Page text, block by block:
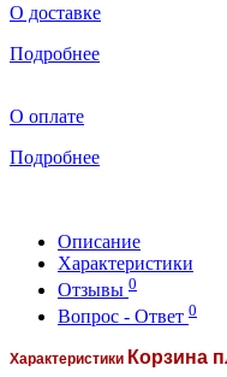
О доставке
Подробнее
О оплате
Подробнее
Описание
Характеристики
Отзывы 0
Вопрос - Ответ 0
Характеристики Корзина